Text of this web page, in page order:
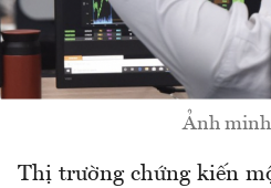
Ảnh
Thị trường chứng kiến